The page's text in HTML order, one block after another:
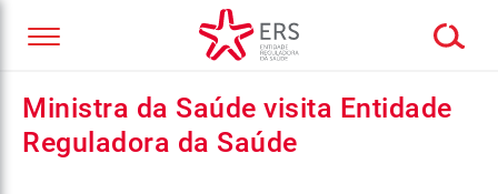
Ministra da Saúde visita Entidade
Reguladora da Saúde